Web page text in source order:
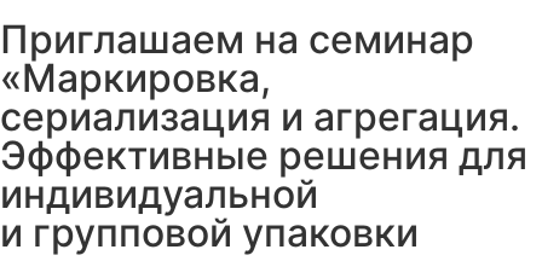
Приглашаем на семинар
«Маркировка,
сериализация и агрегация.
Эффективные решения для
индивидуальной
и групповой упаковки